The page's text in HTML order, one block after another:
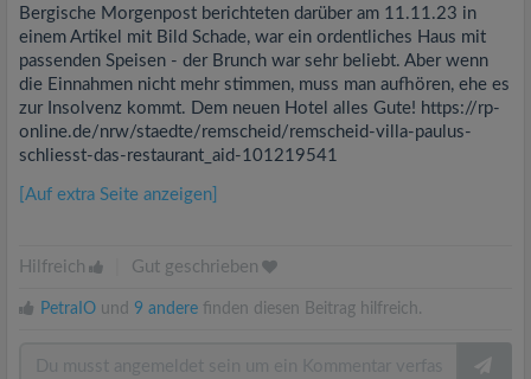
Bergische Morgenpost berichteten darüber am 11.11.23 in
einem Artikel mit Bild Schade, war ein ordentliches Haus mit
passenden Speisen - der Brunch war sehr beliebt. Aber wenn
die Einnahmen nicht mehr stimmen, muss man aufhören, ehe es
zur Insolvenz kommt. Dem neuen Hotel alles Gute! https://rp-
online.de/nrw/staedte/remscheid/remscheid-villa-paulus-
schliesst-das-restaurant_aid-101219541
[Auf extra Seite anzeigen]
Hilfreich Gut geschrieben
PetraIO und 9 andere finden diesen Beitrag hilfreich.